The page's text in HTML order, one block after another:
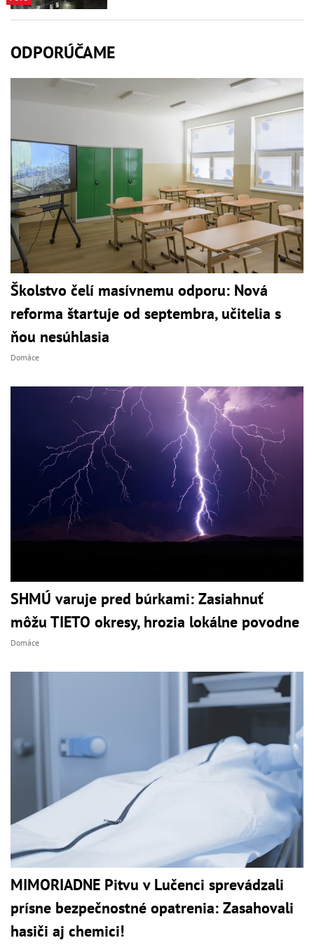
ODPORÚČAME
Školstvo čelí masívnemu odporu: Nová
reforma štartuje od septembra, učitelia s
ňou nesúhlasia
Domáce
SHMÚ varuje pred búrkami: Zasiahnuť
môžu TIETO okresy, hrozia lokálne povodne
Domáce
MIMORIADNE Pitvu v Lučenci sprevádzali
prísne bezpečnostné opatrenia: Zasahovali
hasiči aj chemici!